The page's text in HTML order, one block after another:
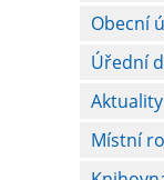
Obecní
Úřední
Aktuality
Místní